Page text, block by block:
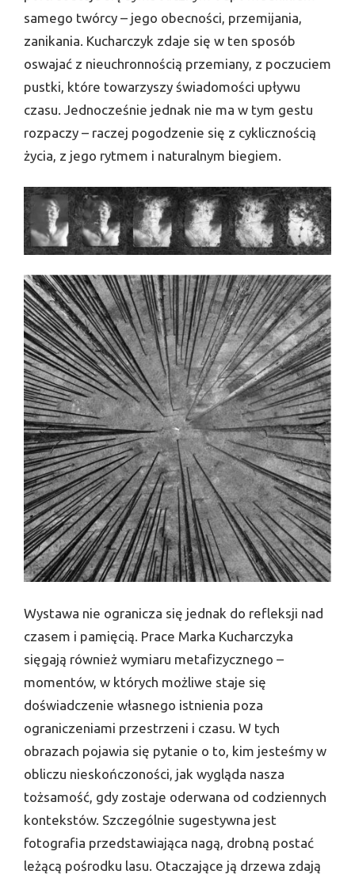
samego twórcy – jego obecności, przemijania,
zanikania. Kucharczyk zdaje się w ten sposób
oswajać z nieuchronnością przemiany, z poczuciem
pustki, które towarzyszy świadomości upływu
czasu. Jednocześnie jednak nie ma w tym gestu
rozpaczy – raczej pogodzenie się z cyklicznością
życia, z jego rytmem i naturalnym biegiem.
Wystawa nie ogranicza się jednak do refleksji nad
czasem i pamięcią. Prace Marka Kucharczyka
sięgają również wymiaru metafizycznego –
momentów, w których możliwe staje się
doświadczenie własnego istnienia poza
ograniczeniami przestrzeni i czasu. W tych
obrazach pojawia się pytanie o to, kim jesteśmy w
obliczu nieskończoności, jak wygląda nasza
tożsamość, gdy zostaje oderwana od codziennych
kontekstów. Szczególnie sugestywna jest
fotografia przedstawiająca nagą, drobną postać
leżącą pośrodku lasu. Otaczające ją drzewa zdają